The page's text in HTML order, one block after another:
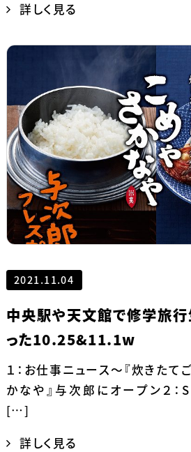
詳しく見る
2021.11.04
中央駅や天文館で修学旅
った10.25&11.1w
１：お仕事ニュース～『炊きた
かなや』与次郎にオープン２：
[…]
詳しく見る